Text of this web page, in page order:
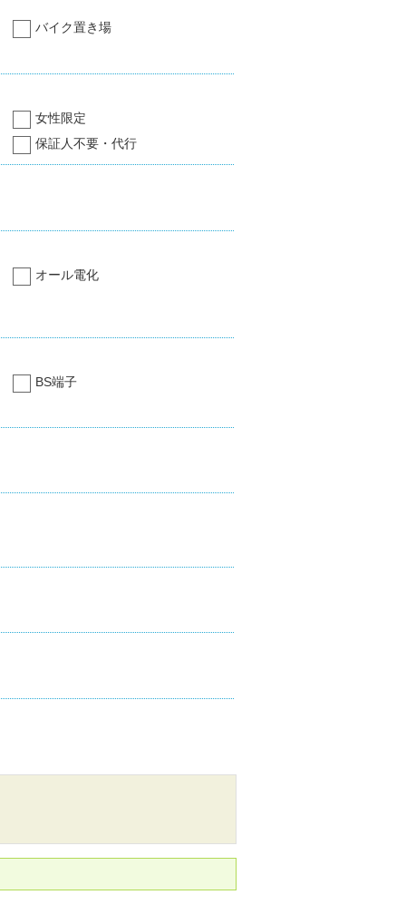
バイク置き場
女性限定
保証人不要・代行
オール電化
BS端子